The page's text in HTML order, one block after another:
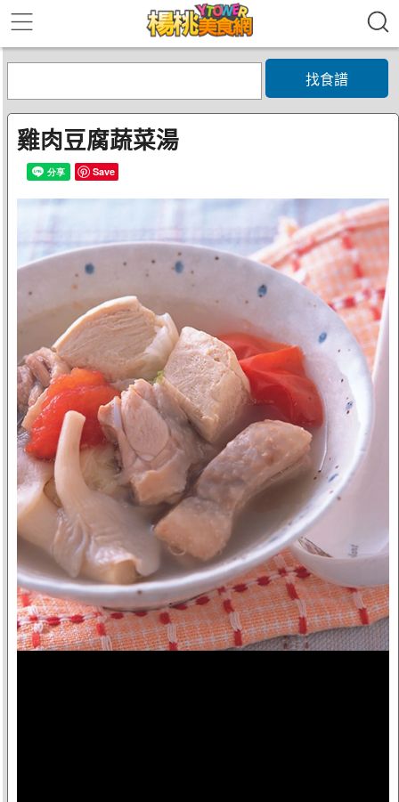
找食譜
雞肉豆腐蔬菜湯
Save